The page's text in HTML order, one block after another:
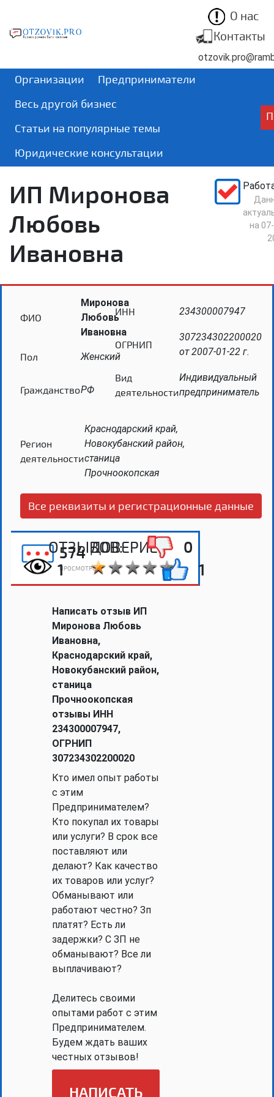
О нас
Контакты
Организации
Предприниматели
Весь другой бизнес
Статьи на популярные темы
Юридические консультации
ИП Миронова
Любовь
Ивановна
на
ФИО
Миронова
Любовь
Ивановна
Пол Женский
ГражданствоРФ
ИНН 234300007947
ОГРНИП
307234302200020
от 2007-01-22 г.
Вид
деятельности
Индивидуальный
предприниматель
Регион
деятельности
Краснодарский край,
Новокубанский район,
станица
Прочноокопская
Все реквизиты и регистрационные данные
574
ПРОСМОТРОВ
ОТЗЫВОВ:
1
ДОВЕРИЕ:
0
1
Написать отзыв ИП
Миронова Любовь
Ивановна,
Краснодарский край,
Новокубанский район,
станица
Прочноокопская
отзывы ИНН
234300007947,
ОГРНИП
307234302200020
Кто имел опыт работы
с этим
Предпринимателем?
Кто покупал их товары
или услуги? В срок все
поставляют или
делают? Как качество
их товаров или услуг?
Обманывают или
работают честно? Зп
платят? Есть ли
задержки? С ЗП не
обманывают? Все ли
выплачивают?
Делитесь своими
опытами работ с этим
Предпринимателем.
Будем ждать ваших
честных отзывов!
НАПИСАТЬ